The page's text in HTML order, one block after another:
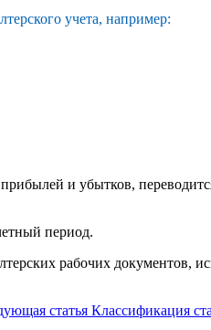
учета, например:
и убытков,
период.
рабочих документов,
статья Классификация